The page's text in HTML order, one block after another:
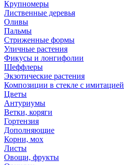
Крупномеры
Лиственные деревья
Оливы
Пальмы
Стриженные формы
Уличные растения
Фикусы и лонгифолии
Шеффлеры
Экзотические растения
Композиции в стекле с
Цветы
Антуриумы
Ветки, коряги
Гортензия
Дополняющие
Корни, мох
Листы
Овощи, фрукты